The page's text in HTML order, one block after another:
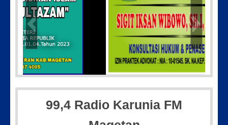
IMG-20170928-WA0071
99,4 Radio Karunia FM